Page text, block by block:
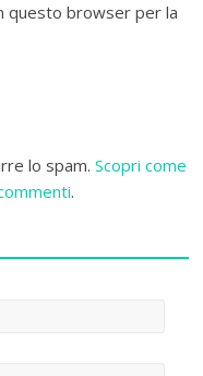
questo browser per la
lo spam.Scopri come
.